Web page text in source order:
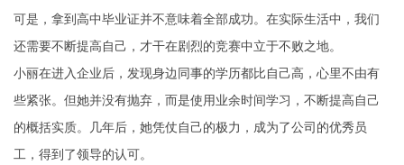
可是，拿到高中毕业证并不意味着全部成功。在实际生活中，我们
还需要不断提高自己，才干在剧烈的竞赛中立于不败之地。
小丽在进入企业后，发现身边同事的学历都比自己高，心里不由有
些紧张。但她并没有抛弃，而是使用业余时间学习，不断提高自己
的概括实质。几年后，她凭仗自己的极力，成为了公司的优秀员
工，得到了领导的认可。